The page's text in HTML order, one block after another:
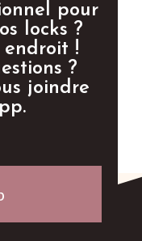
pour
locks ?
endroit !
?
joindre